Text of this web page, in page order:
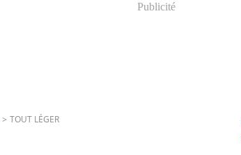
Publicité
> TOUT LÉGER